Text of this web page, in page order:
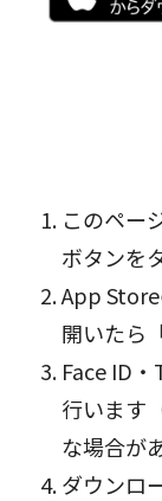
このペー
ボタンを
App
開いたら
Face ID
行います
な場合が
ダウンロ